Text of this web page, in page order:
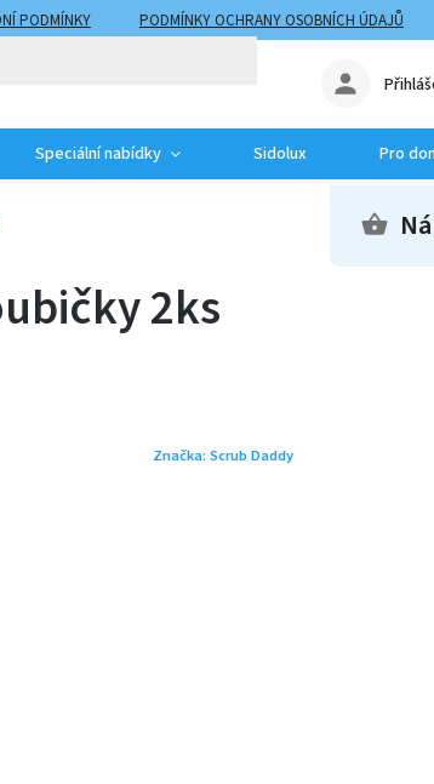
PODMÍNKY
PODMÍNKY OCHRANY OSOBNÍCH ÚDAJŮ
Speciální nabídky Sidolux Pro
2ks
Značka: Scrub Daddy